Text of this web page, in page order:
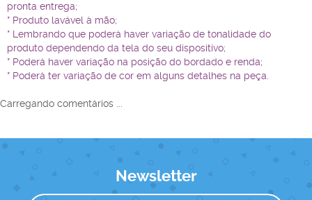
pronta entrega;
* Produto lavável à mão;
* Lembrando que poderá haver variação de tonalidade do
produto dependendo da tela do seu dispositivo;
* Poderá haver variação na posição do bordado e renda;
* Poderá ter variação de cor em alguns detalhes na peça.
Carregando comentários ...
Newsletter